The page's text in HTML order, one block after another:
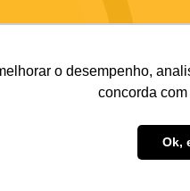
o desempenho,
concorda
Ok,